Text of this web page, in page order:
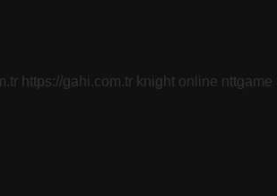
https://gahi.com.tr knight online nttgame